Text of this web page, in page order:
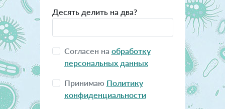
Десять делить на два?
Согласен на обработку
персональных данных
Принимаю Политику
конфиденциальности